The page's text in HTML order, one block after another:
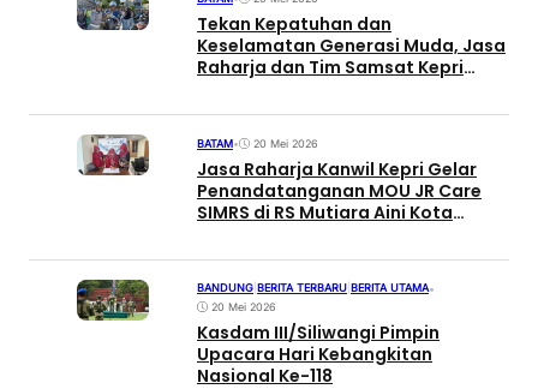
Tekan Kepatuhan dan
Keselamatan Generasi Muda, Jasa
Raharja dan Tim Samsat Kepri
SMKN 1
BATAM• 20 Mei 2026
Jasa Raharja Kanwil Kepri Gelar
Penandatanganan MOU JR Care
SIMRS di RS Mutiara Aini Kota
BANDUNG BERITA TERBARU BERITA UTAMA•
20 Mei 2026
Kasdam III/Siliwangi Pimpin
Upacara Hari Kebangkitan
Nasional Ke-118